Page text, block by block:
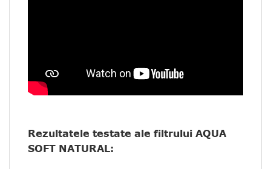
Rezultatele testate ale filtrului AQUA
SOFT NATURAL: